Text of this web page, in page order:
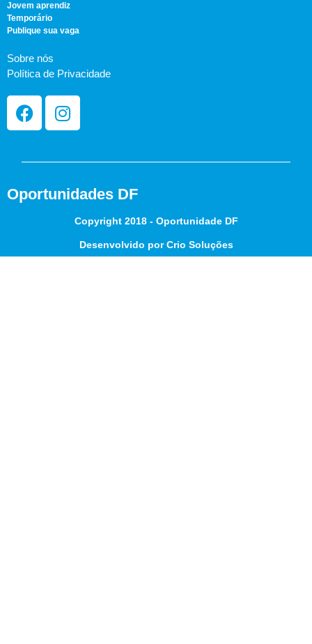
Jovem aprendiz
Temporário
Publique sua vaga
Sobre nós
Política de Privacidade
Oportunidades DF
Copyright 2018 - Oportunidade DF
Desenvolvido por Crio Soluções